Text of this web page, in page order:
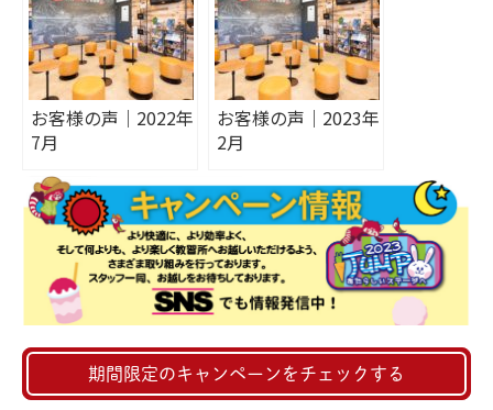
お客様の声｜2022年
7月
お客様の声｜2023年
2月
期間限定のキャンペーンをチェックする